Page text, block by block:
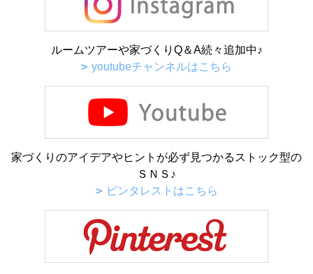
ルームツアーや家づくりQ＆A続々追加中♪
youtubeチャンネルはこちら
家づくりのアイデアやヒントが必ず見つかるストック型の
ＳＮＳ♪
ピンタレストはこちら